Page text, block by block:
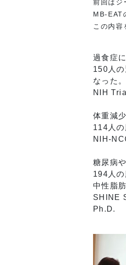
前回はジ
MB-EAT
この内
過食症
150人の
なった。
NIH
体重減
114人の
NIH-
糖尿病
194人の
中性脂
SHINE
Ph.D.